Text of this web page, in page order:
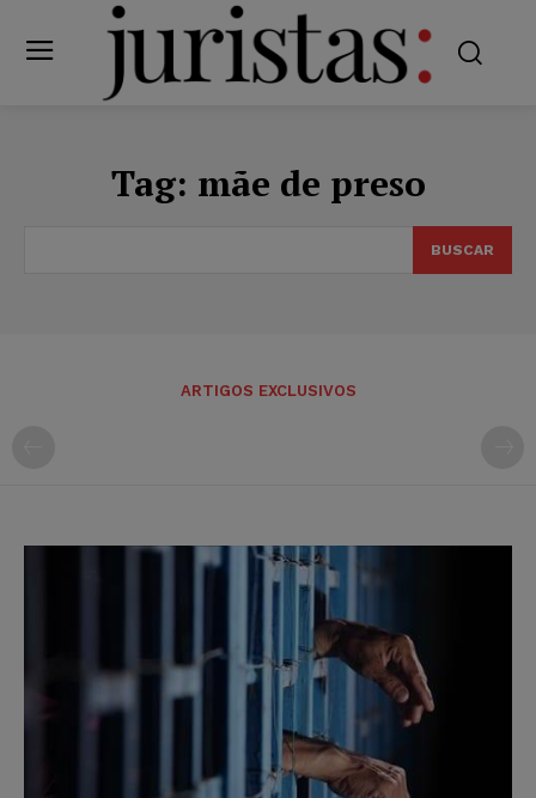
Tag: mãe de preso
BUSCAR
ARTIGOS EXCLUSIVOS